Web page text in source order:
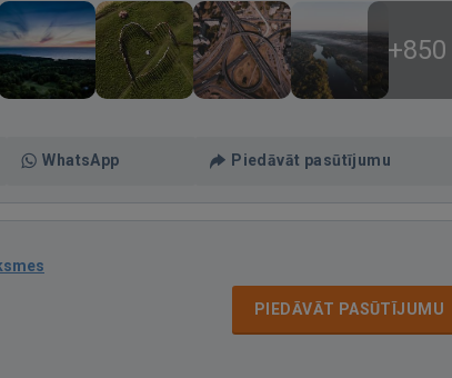
+850
WhatsApp Piedāvāt pasūtījumu
PIEDĀVĀT PASŪTĪJUMU